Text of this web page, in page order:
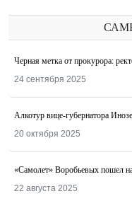
Черная метка от прокурора:
24 сентября 2025
Алкотур вице-губернатора
20 октября 2025
«Самолет» Воробьевых пошел
22 августа 2025